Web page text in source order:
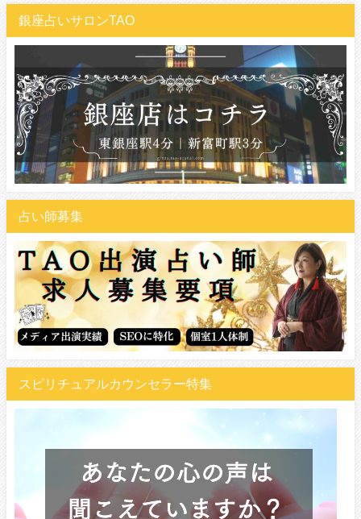
銀座占いサロンTAO
占い師募集
スピリチュアルカウンセラー特集